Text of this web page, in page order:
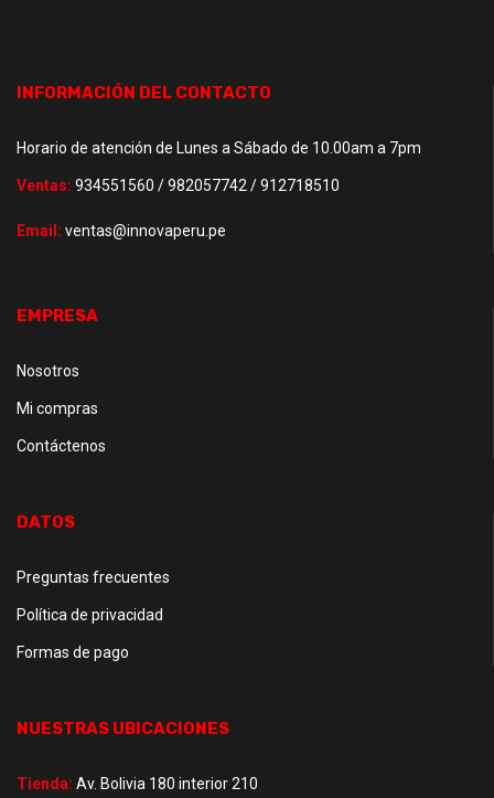
INFORMACIÓN DEL CONTACTO
Horario de atención de Lunes a Sábado de 10.00am a 7pm
Ventas: 934551560 / 982057742 / 912718510
Email: ventas@innovaperu.pe
EMPRESA
Nosotros
Mi compras
Contáctenos
DATOS
Preguntas frecuentes
Política de privacidad
Formas de pago
NUESTRAS UBICACIONES
Tienda: Av. Bolivia 180 interior 210